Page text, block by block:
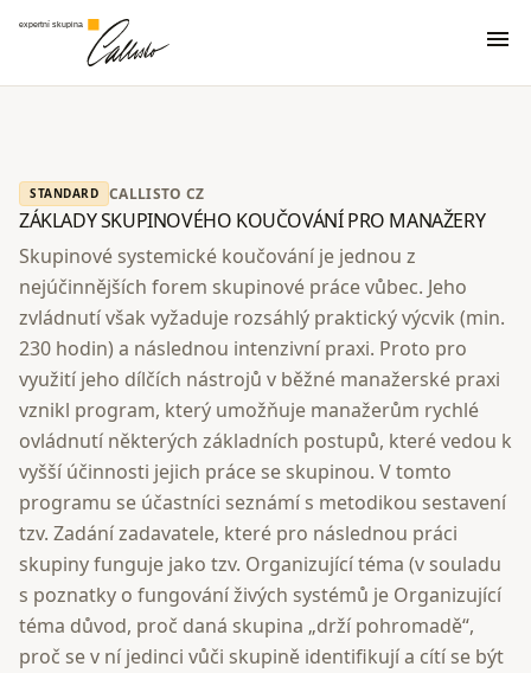
expertní skupina menu
STANDARD CALLISTO CZ
ZÁKLADY SKUPINOVÉHO KOUČOVÁNÍ PRO MANAŽERY
Skupinové systemické koučování je jednou z
nejúčinnějších forem skupinové práce vůbec. Jeho
zvládnutí však vyžaduje rozsáhlý praktický výcvik (min.
230 hodin) a následnou intenzivní praxi. Proto pro
využití jeho dílčích nástrojů v běžné manažerské praxi
vznikl program, který umožňuje manažerům rychlé
ovládnutí některých základních postupů, které vedou k
vyšší účinnosti jejich práce se skupinou. V tomto
programu se účastníci seznámí s metodikou sestavení
tzv. Zadání zadavatele, které pro následnou práci
skupiny funguje jako tzv. Organizující téma (v souladu
s poznatky o fungování živých systémů je Organizující
téma důvod, proč daná skupina „drží pohromadě“,
proč se v ní jedinci vůči skupině identifikují a cítí se být